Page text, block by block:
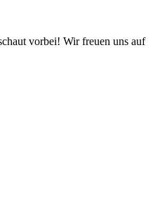
vorbei! Wir freuen uns auf